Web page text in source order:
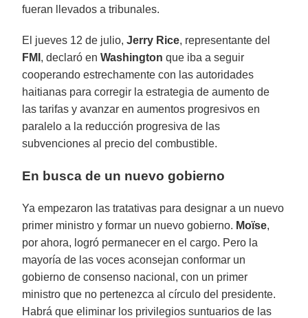
fueran llevados a tribunales.
El jueves 12 de julio,Jerry Rice, representante del
FMI , declaró enWashington que iba a seguir
cooperando estrechamente con las autoridades
haitianas para corregir la estrategia de aumento de
las tarifas y avanzar en aumentos progresivos en
paralelo a la reducción progresiva de las
subvenciones al precio del combustible.
En busca de un nuevo gobierno
Ya empezaron las tratativas para designar a un nuevo
primer ministro y formar un nuevo gobierno. Moïse,
por ahora, logró permanecer en el cargo. Pero la
mayoría de las voces aconsejan conformar un
gobierno de consenso nacional, con un primer
ministro que no pertenezca al círculo del presidente.
Habrá que eliminar los privilegios suntuarios de las